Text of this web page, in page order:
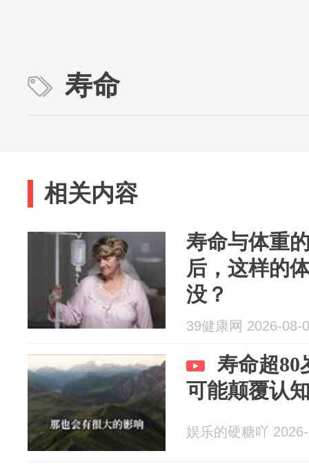
寿命
相关内容
寿命与体重
后，这样的
没？
39健康网 2026-08-
寿命超80
可能颠覆认
娱乐的硬糖吖